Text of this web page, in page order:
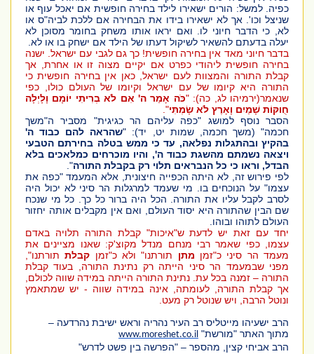
כפיה. למשל: הורים ישאירו לילד בחירה חופשית אם יאכל עוף או
שניצל וכו'. אך לא ישאירו בידו את הבחירה אם ללכת לביה"ס או
לא, כי הדבר חיוני לו. ואם יראו אותו משחק בחומר מסוכן לא
יעלה בדעתם להשאיר לשיקול דעתו של הילד אם ישחק בו או לא.
בדבר חיוני מאד אין בחירה חופשית! כך גם לגבי עם ישראל. ישנה
בחירה חופשית ליהודי כפרט אם יקיים מצוה זו או אחרת, אך
קבלת התורה והמצוות לעם ישראל, כאן אין בחירה חופשית כי
התורה היא קיומו של עם ישראל וקיומו של העולם כולו, כפי
שנאמר(ירמיהו לג, כה): "כֹּה אָמַר ה' אִם לֹא בְרִיתִי יוֹמָם וָלָיְלָה
חֻוקּוֹת שָׁמַיִם וָאָרֶץ לֹא שָׂמְתִּי".
הסבר נוסף למושג "כפה עליהם הר כגיגית" מסביר ה"משך
חכמה"(משך חכמה, שמות יט, יד): "שהראה להם כבוד ה'
בהקיץ ובהתגלות נפלאה, עד כי ממש בטלה בחירתם הטבעי
ויצאה נשמתם מהשגת כבוד ה', והיו מוכרחים כמלאכים בלא
הבדל, וראו כי כל הנבראים תלוי רק בקבלת התורה".
לפי פירוש זה, לא היתה הכפייה חיצונית, אלא המעמד "כפה את
עצמו" על הנוכחים בו. מי שעמד למרגלות הר סיני לא יכול היה
לסרב לקבל עליו את התורה. הכל היה ברור כל כך. כל מי שנכח
שם הבין שהתורה היא יסוד העולם, ואם אין מקבלים אותה יחזור
העולם לתוהו ובוהו.
יחד עם זאת יש לדעת ש"איכות" קבלת התורה תלויה באדם
עצמו, כפי שאמר רבי מנחם מנדל מקוצ'ק: שאנומציינים את
מעמד הר סיני כ"זמןמתןתורתנו" ולא כ"זמןקבלתתורתנו",
מפני שבמעמד הר סיני הייתה רק נתינת התורה, בעוד קבלת
התורה – זמנה בכל עת. נתינת התורה הייתה במידה שווה לכולם,
אך קבלת התורה, לעומתה, אינה במידה שווה - יש שמתאמץ
ונוטל הרבה, ויש שנוטל רק מעט.
הרב ישעיהו מייטליס רב העיר נהריה וראש ישיבת נהרדעה –
מתוך האתר "מורשת"www.moreshet.co.il
הרב אביחי קצין, מהספר – "הפרשה בין פשט לדרש"